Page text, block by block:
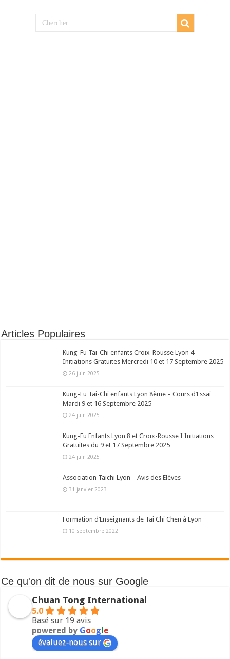
Articles Populaires
Kung-Fu Tai-Chi enfants Croix-Rousse Lyon 4 –
Initiations Gratuites Mercredi 10 et 17 Septembre 2025
26 juin 2025
Kung-Fu Tai-Chi enfants Lyon 8ème – Cours d’Essai
Mardi 9 et 16 Septembre 2025
24 juin 2025
Kung-Fu Enfants Lyon 8 et Croix-Rousse I Initiations
Gratuites du 9 et 17 Septembre 2025
24 juin 2025
Association Taichi Lyon – Avis des Elèves
31 janvier 2023
Formation d’Enseignants de Tai Chi Chen à Lyon
10 septembre 2022
Ce qu'on dit de nous sur Google
Chuan Tong International
5.0
Basé sur 19 avis
powered by Goog e
évaluez-nous sur